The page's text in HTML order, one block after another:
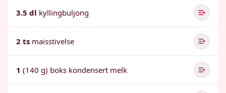
3.5 dl kyllingbuljong
2 ts maisstivelse
1 (140 g) boks kondensert melk